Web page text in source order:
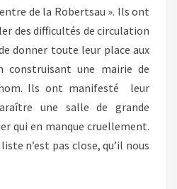
de la Robertsau ». Ils ont
des difficultés de circulation
donner toute leur place aux
construisant une mairie de
Ils ont manifesté leur
une salle de grande
qui en manque cruellement.
n’est pas close, qu’il nous